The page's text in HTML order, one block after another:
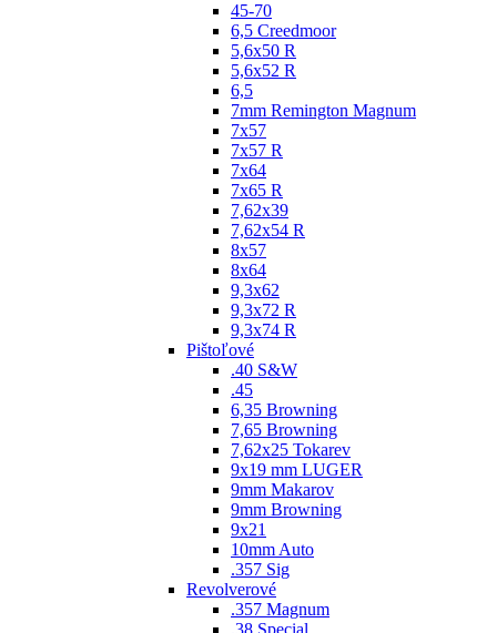
45-70
6,5 Creedmoor
5,6x50 R
5,6x52 R
6,5
7mm Remington Magnum
7x57
7x57 R
7x64
7x65 R
7,62x39
7,62x54 R
8x57
8x64
9,3x62
9,3x72 R
9,3x74 R
Pištoľové
.40 S&W
.45
6,35 Browning
7,65 Browning
7,62x25 Tokarev
9x19 mm LUGER
9mm Makarov
9mm Browning
9x21
10mm Auto
.357 Sig
Revolverové
.357 Magnum
.38 Special